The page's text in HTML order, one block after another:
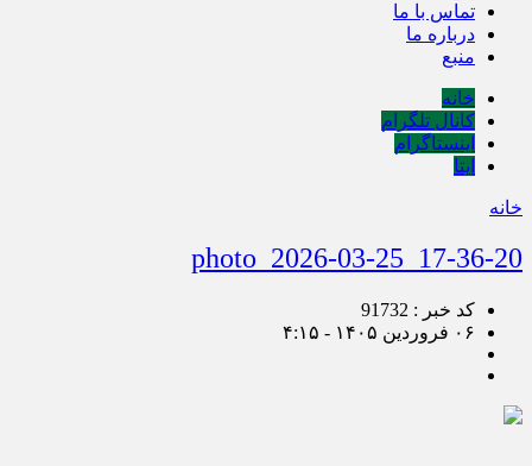
تماس با ما
درباره ما
منبع
خانه
کانال تلگرام
اینستاگرام
ایتا
خانه
photo_2026-03-25_17-36-20
کد خبر : 91732
۰۶ فروردین ۱۴۰۵ - ۴:۱۵